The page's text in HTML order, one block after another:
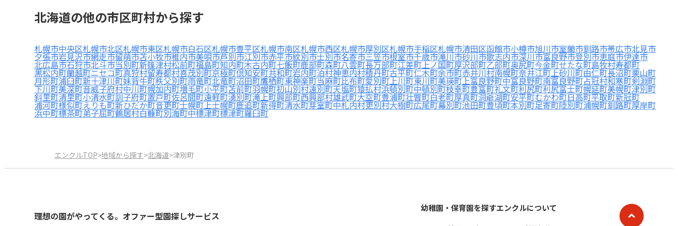
北海道の他の市区町村から探す
札幌市中央区札幌市北区札幌市東区札幌市白石区札幌市豊平区札幌市南区札幌市西区札幌市厚別区札幌市手稲区札幌市清田区函館市小樽市旭川市室蘭市釧路市帯広市北見市
夕張市岩見沢市網走市留萌市苫小牧市稚内市美唄市芦別市江別市赤平市紋別市士別市名寄市三笠市根室市千歳市滝川市砂川市歌志内市深川市富良野市登別市恵庭市伊達市
北広島市石狩市北斗市当別町新篠津村松前町福島町知内町木古内町七飯町鹿部町森町八雲町長万部町江差町上ノ国町厚沢部町乙部町奥尻町今金町せたな町島牧村寿都町
黒松内町蘭越町ニセコ町真狩村留寿都村喜茂別町京極町倶知安町共和町岩内町泊村神恵内村積丹町古平町仁木町余市町赤井川村南幌町奈井江町上砂川町由仁町長沼町栗山町
月形町浦臼町新十津川町妹背牛町秩父別町雨竜町北竜町沼田町鷹栖町東神楽町当麻町比布町愛別町上川町東川町美瑛町上富良野町中富良野町南富良野町占冠村和寒町剣淵町
下川町美深町音威子府村中川町幌加内町増毛町小平町苫前町羽幌町初山別村遠別町天塩町猿払村浜頓別町中頓別町枝幸町豊富町礼文町利尻町利尻富士町幌延町美幌町津別町
斜里町清里町小清水町訓子府町置戸町佐呂間町遠軽町湧別町滝上町興部町西興部村雄武町大空町豊浦町壮瞥町白老町厚真町洞爺湖町安平町むかわ町日高町平取町新冠町
浦河町様似町えりも町新ひだか町音更町士幌町上士幌町鹿追町新得町清水町芽室町中札内村更別村大樹町広尾町幕別町池田町豊頃町本別町足寄町陸別町浦幌町釧路町厚岸町
浜中町標茶町弟子屈町鶴居村白糠町別海町中標津町標津町羅臼町
エンクルTOP>地域から探す>北海道>津別町
理想の園がやってくる。オファー型園探しサービス
幼稚園・保育園を探すエンクルについて